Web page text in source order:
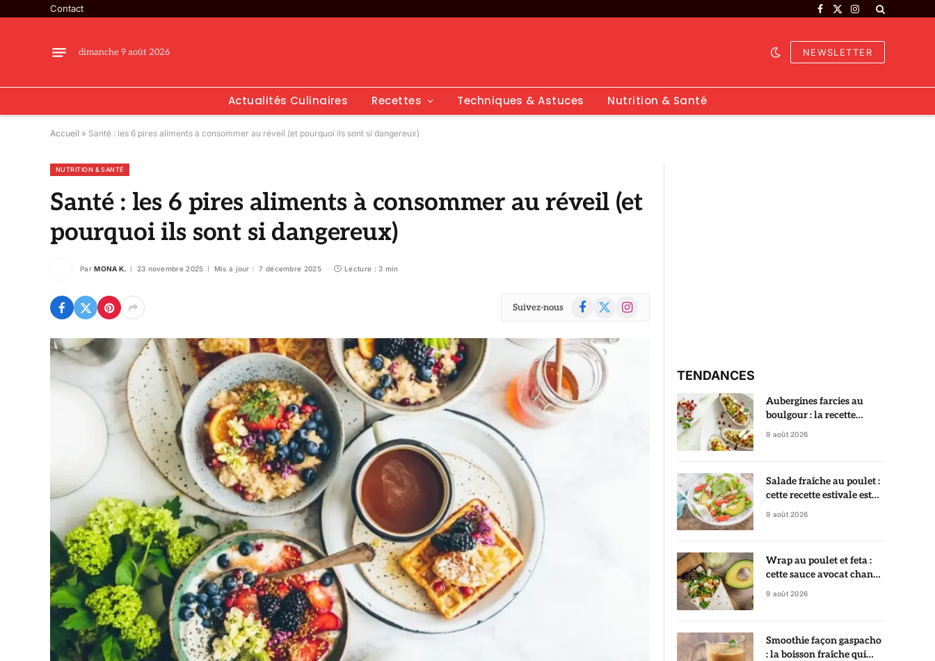
Contact
Facebook
X
Instagram
dimanche 9 août 2026 NEWSLETTER
Actualités Culinaires Recettes Techniques & Astuces Nutrition & Santé
Accueil » Santé : les 6 pires aliments à consommer au réveil (et pourquoi ils sont si dangereux)
NUTRITION & SANTÉ
Santé : les 6 pires aliments à consommer au réveil (et
pourquoi ils sont si dangereux)
Par MONA K. 23 novembre 2025 Mis à jour : 7 décembre 2025 Lecture : 3 min
Suivez-nous Facebook
X
Instagram
TENDANCES
Aubergines farcies au
boulgour : la recette
végétarienne fondante et
9 août 2026
Salade fraîche au poulet :
cette recette estivale est
prête en 20 minutes
9 août 2026
Wrap au poulet et feta :
cette sauce avocat change
tout
9 août 2026
Smoothie façon gaspacho
: la boisson fraîche qui